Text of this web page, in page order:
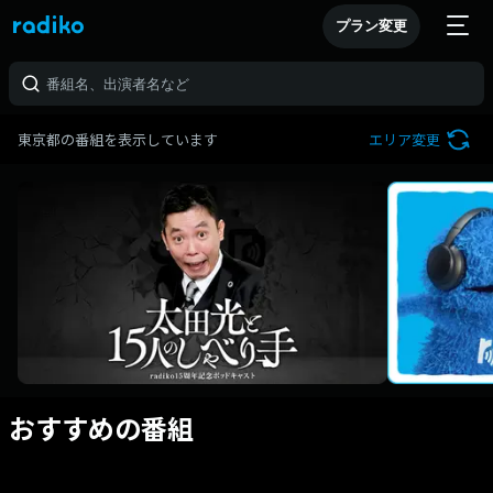
プラン変更
東京都の番組を表示しています エリア変更
おすすめの番組